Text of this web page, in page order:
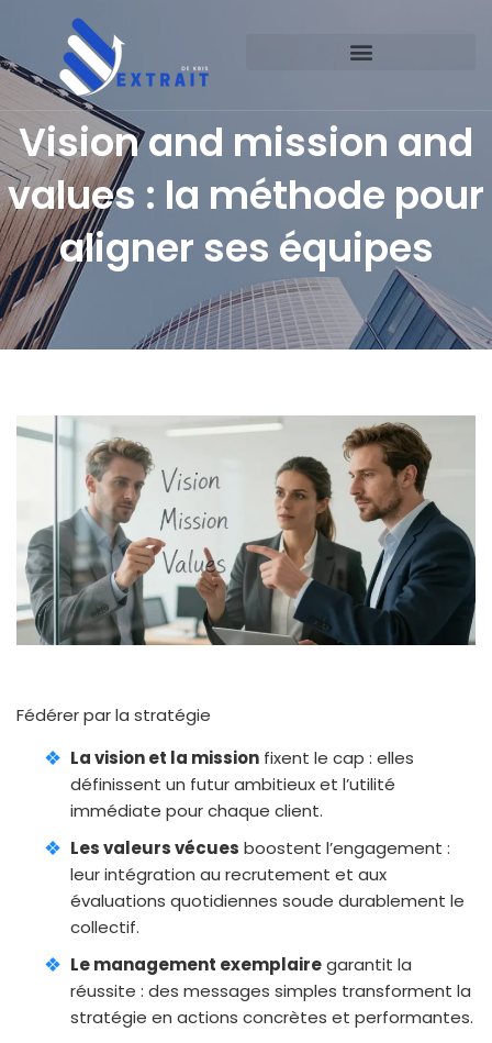
Vision and mission and
values : la méthode pour
aligner ses équipes
Fédérer par la stratégie
La vision et la mission fixent le cap : elles
définissent un futur ambitieux et l’utilité
immédiate pour chaque client.
Les valeurs vécues boostent l’engagement :
leur intégration au recrutement et aux
évaluations quotidiennes soude durablement le
collectif.
Le management exemplairegarantit la
réussite : des messages simples transforment la
stratégie en actions concrètes et performantes.